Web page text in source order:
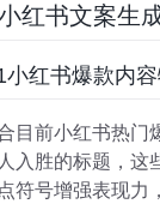
红书文案生
小红书爆款内
目前小红书热门
入胜的标题，这
符号增强表现力